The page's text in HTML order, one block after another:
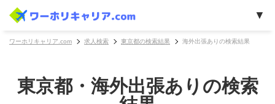
ワーホリキャリア.com 求人検索 東京都の検索結果 海外出張ありの検索結果
東京都・海外出張ありの検索